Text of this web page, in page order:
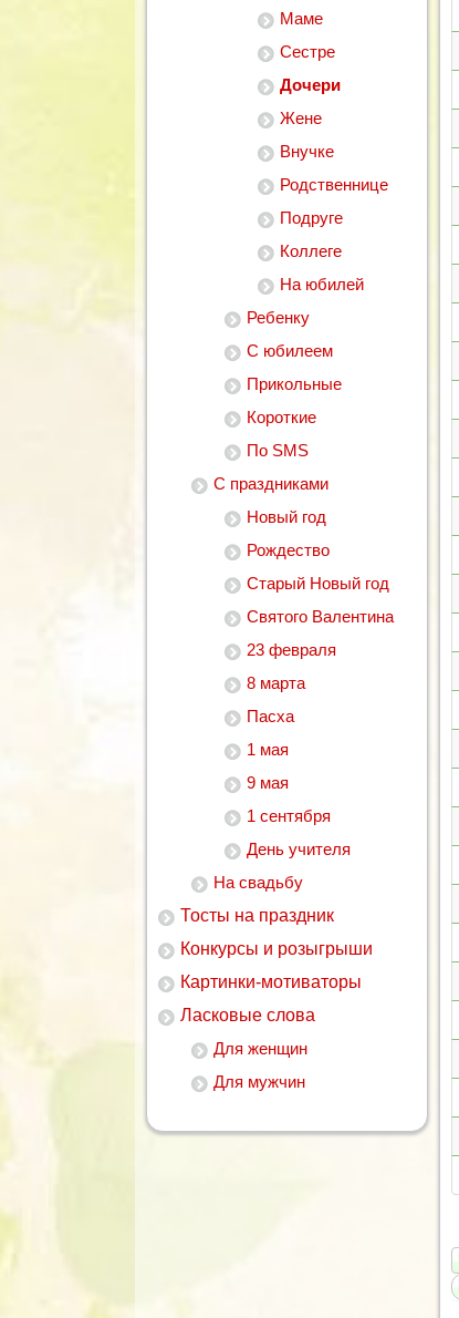
Маме
Сестре
Дочери
Жене
Внучке
Родственнице
Подруге
Коллеге
На юбилей
Ребенку
С юбилеем
Прикольные
Короткие
По SMS
С праздниками
Новый год
Рождество
Старый Новый год
Святого Валентина
23 февраля
8 марта
Пасха
1 мая
9 мая
1 сентября
День учителя
На свадьбу
Тосты на праздник
Конкурсы и розыгрыши
Картинки-мотиваторы
Ласковые слова
Для женщин
Для мужчин